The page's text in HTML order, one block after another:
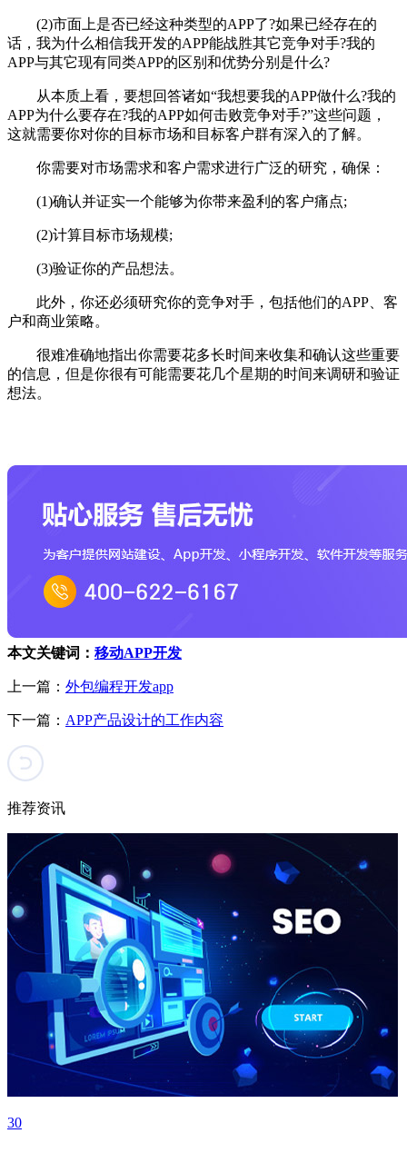
(2)市面上是否已经这种类型的APP了?如果已经存在的
话，我为什么相信我开发的APP能战胜其它竞争对手?我的
APP与其它现有同类APP的区别和优势分别是什么?
从本质上看，要想回答诸如“我想要我的APP做什么?我的
APP为什么要存在?我的APP如何击败竞争对手?”这些问题，
这就需要你对你的目标市场和目标客户群有深入的了解。
你需要对市场需求和客户需求进行广泛的研究，确保：
(1)确认并证实一个能够为你带来盈利的客户痛点;
(2)计算目标市场规模;
(3)验证你的产品想法。
此外，你还必须研究你的竞争对手，包括他们的APP、客
户和商业策略。
很难准确地指出你需要花多长时间来收集和确认这些重要
的信息，但是你很有可能需要花几个星期的时间来调研和验证
想法。
本文关键词： 移动APP开发
上一篇： 外包编程开发app
下一篇： APP产品设计的工作内容
推荐资讯
30